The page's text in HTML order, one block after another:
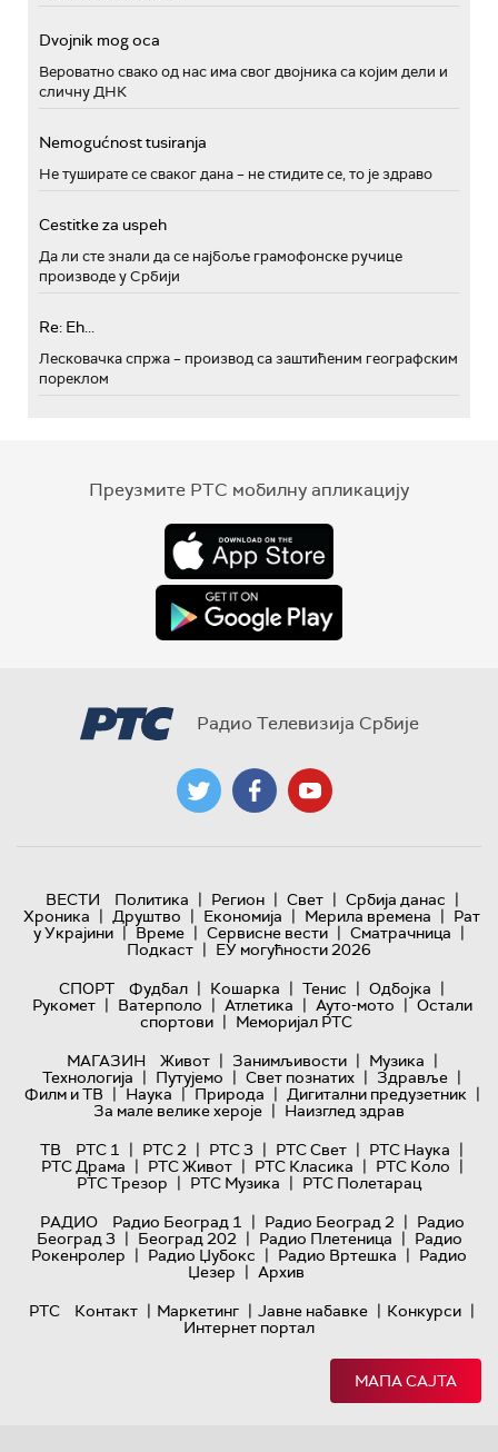
Dvojnik mog oca
Вероватно свако од нас има свог двојника са којим дели и
сличну ДНК
Nemogućnost tusiranja
Не туширате се сваког дана – не стидите се, то је здраво
Cestitke za uspeh
Да ли сте знали да се најбоље грамофонске ручице
производе у Србији
Re: Eh...
Лесковачка спржа – производ са заштићеним географским
пореклом
Преузмите РТС мобилну апликацију
Радио Телевизија Србије
ВЕСТИ Политика | Регион | Свет | Србија данас |
Хроника | Друштво | Економија | Мерила времена | Рат
у Украјини | Време | Сервисне вести | Сматрачница |
Подкаст | ЕУ могућности 2026
СПОРТ
Фудбал | Кошарка | Тенис | Одбојка |
Рукомет | Ватерполо | Атлетика | Ауто-мото | Остали
спортови | Меморијал РТС
МАГАЗИН
Живот | Занимљивости | Музика |
Технологијa | Путујемо | Свет познатих | Здравље |
Филм и ТВ | Наука | Природа | Дигитални предузетник |
За мале велике хероје | Наизглед здрав
ТВ
РТС 1 | РТС 2 | РТС 3 | РТС Свет | РТС Наука |
РТС Драма | РТС Живот | РТС Класика | РТС Коло |
РТС Трезор | РТС Музика | РТС Полетарац
РАДИО
Радио Београд 1 | Радио Београд 2 | Радио
Београд 3 | Београд 202 | Радио Плетеница | Радио
Рокенролер | Радио Џубокс | Радио Вртешка | Радио
Џезер | Архив
РТС
Контакт | Маркетинг | Јавне набавке | Конкурси |
Интернет портал
МАПА САЈТА